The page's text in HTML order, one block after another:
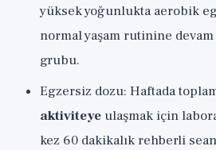
yüksek yoğunlukta aerobik
normal yaşam rutinine
grubu.
Egzersiz dozu: Haftada
aktiviteye ulaşmak için
kez 60 dakikalık rehberli